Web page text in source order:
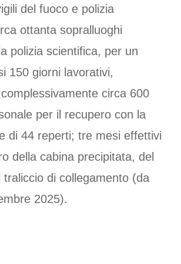
del fuoco e polizia
ottanta sopralluoghi
polizia scientifica, per un
150 giorni lavorativi,
circa 600
per il recupero con la
di 44 reperti; tre mesi effettivi
della cabina precipitata, del
traliccio di collegamento (da
2025).